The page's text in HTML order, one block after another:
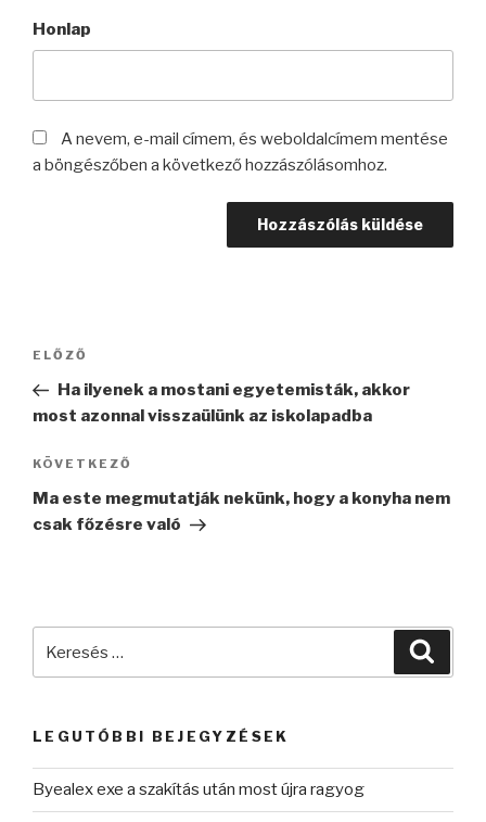
Honlap
A nevem, e-mail címem, és weboldalcímem mentése
a böngészőben a következő hozzászólásomhoz.
Bejegyzés
Korábbi
bejegyzés
ELŐZŐ
Ha ilyenek a mostani egyetemisták, akkor
most azonnal visszaülünk az iskolapadba
Következő
bejegyzés
KÖVETKEZŐ
Ma este megmutatják nekünk, hogy a konyha nem
csak főzésre való
LEGUTÓBBI BEJEGYZÉSEK
Byealex exe a szakítás után most újra ragyog